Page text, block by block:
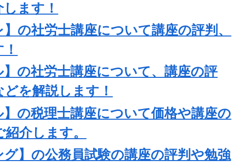
ます！
】の社労士講座について講座の評判、
】の社労士講座について、講座の評
を解説します！
】の税理士講座について価格や講座の
介します。
グ】の公務員試験の講座の評判や勉強